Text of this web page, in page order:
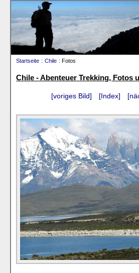
Startseite : Chile : Fotos
Chile - Abenteuer Trekking, Fotos
[voriges Bild] [Index]